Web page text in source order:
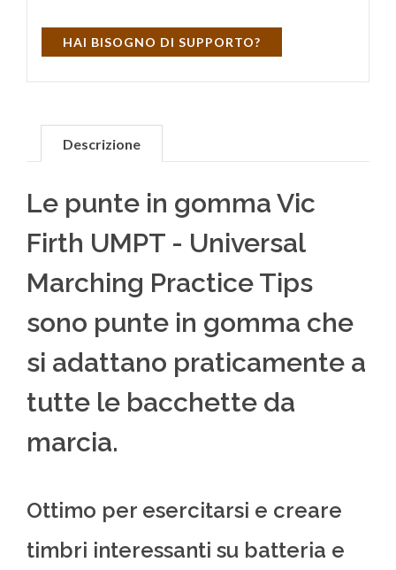
HAI BISOGNO DI SUPPORTO?
Descrizione
Le punte in gomma Vic
Firth UMPT - Universal
Marching Practice Tips
sono punte in gomma che
si adattano praticamente a
tutte le bacchette da
marcia.
Ottimo per esercitarsi e creare
timbri interessanti su batteria e